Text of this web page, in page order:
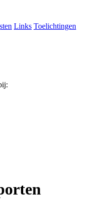
Links Toelichtingen